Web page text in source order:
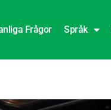
Frågor Språk